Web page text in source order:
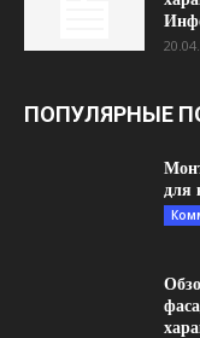
ПОПУЛЯРНЫЕ
для